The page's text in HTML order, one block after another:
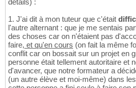
détails) :
1. J'ai dit à mon tuteur que c'était
l'autre alternant : que je me sentais
des choses car on n'étaient pas
faire, et qu'en cours (on fait la même
conflit car on bossait sur un projet en
personne était tellement autoritaire et
d'avancer, que notre formateur a
(un autre élève et moi-même) dans